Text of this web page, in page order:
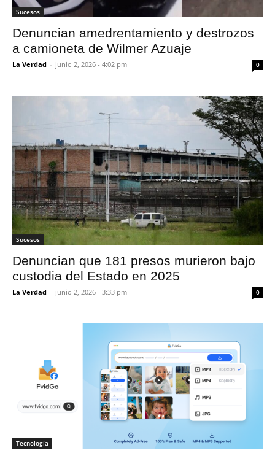
Sucesos
Denuncian amedrentamiento y destrozos
a camioneta de Wilmer Azuaje
La Verdad - junio 2, 2026 - 4:02 pm 0
Sucesos
Denuncian que 181 presos murieron bajo
custodia del Estado en 2025
La Verdad - junio 2, 2026 - 3:33 pm 0
Tecnología